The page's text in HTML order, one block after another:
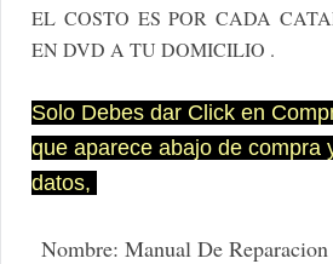
EL COSTO ES POR CADA
EN DVD A TU DOMICILIO .
Solo Debes dar Click en
que aparece abajo de compra
datos,
Nombre: Manual De Reparacion